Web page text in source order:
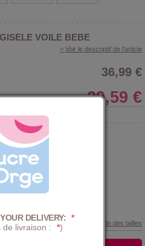
VOILE BEBE
> Voir le descriptif de l'article
36,99 €
29,59 €
Mois 18 Mois
Guide des tailles
DELIVERY: *
de livraison :
*)